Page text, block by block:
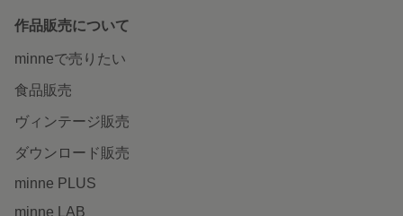
作品販売について
minneで売りたい
食品販売
ヴィンテージ販売
ダウンロード販売
minne PLUS
minne LAB